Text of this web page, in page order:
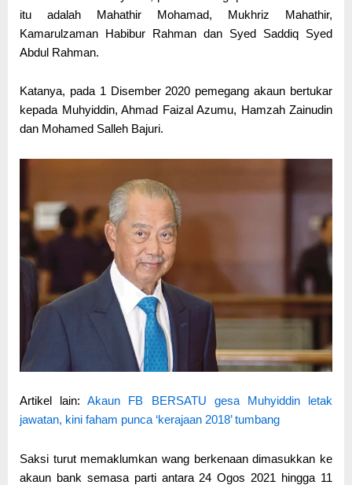
itu adalah
Mahathir Mohamad, Mukhriz Mahathir,
Kamarulzaman Habibur Rahman dan Syed Saddiq Syed
Abdul Rahman.
Katanya, pada 1 Disember 2020 pemegang akaun bertukar
kepada Muhyiddin, Ahmad Faizal Azumu, Hamzah Zainudin
dan Mohamed Salleh Bajuri.
Artikel lain:Akaun FB BERSATU gesa Muhyiddin letak
jawatan, kini faham punca ‘kerajaan 2018’ tumbang
Saksi turut memaklumkan wang berkenaan dimasukkan ke
akaun bank semasa parti antara 24 Ogos 2021 hingga 11